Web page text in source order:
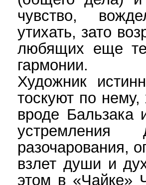
чувство,
утихать, зато
любящих еще
гармонии.
Художник
тоскуют по
вроде Бальзака
разочарования,
взлет души и
этом в «Чайке»